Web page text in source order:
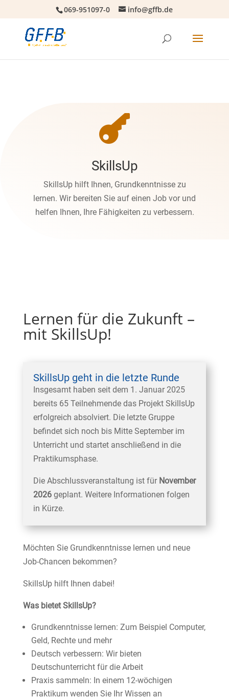
069-951097-0 info@gffb.de

SkillsUp
SkillsUp hilft Ihnen, Grundkenntnisse zu
lernen. Wir bereiten Sie auf einen Job vor und
helfen Ihnen, Ihre Fähigkeiten zu verbessern.
Lernen für die Zukunft –
mit SkillsUp!
SkillsUp geht in die letzte Runde
Insgesamt haben seit dem 1. Januar 2025
bereits 65 Teilnehmende das Projekt SkillsUp
erfolgreich absolviert. Die letzte Gruppe
befindet sich noch bis Mitte September im
Unterricht und startet anschließend in die
Praktikumsphase.
Die Abschlussveranstaltung ist für November
2026geplant. Weitere Informationen folgen
in Kürze.
Möchten Sie Grundkenntnisse lernen und neue
Job-Chancen bekommen?
SkillsUp hilft Ihnen dabei!
Was bietet SkillsUp?
Grundkenntnisse lernen: Zum Beispiel Computer,
Geld, Rechte und mehr
Deutsch verbessern: Wir bieten
Deutschunterricht für die Arbeit
Praxis sammeln: In einem 12-wöchigen
Praktikum wenden Sie Ihr Wissen an